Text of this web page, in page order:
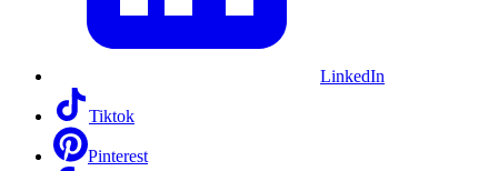
LinkedIn
Tiktok
Pinterest